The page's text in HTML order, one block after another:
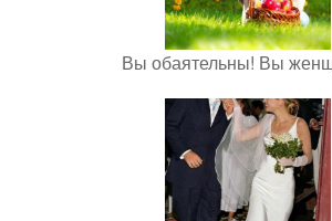
Вы обаятельны! Вы